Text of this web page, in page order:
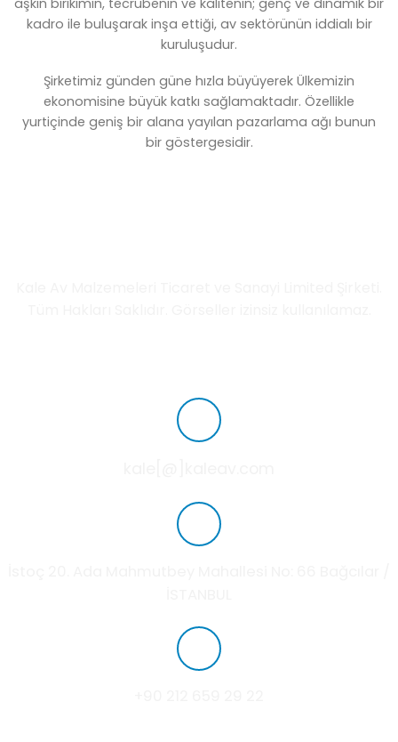
kadro ile buluşarak inşa ettiği, av sektörünün iddialı bir
kuruluşudur.
Şirketimiz günden güne hızla büyüyerek Ülkemizin
ekonomisine büyük katkı sağlamaktadır. Özellikle
yurtiçinde geniş bir alana yayılan pazarlama ağı bunun
bir göstergesidir.